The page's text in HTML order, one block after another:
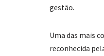
gestão.
Uma das mais
reconhecida